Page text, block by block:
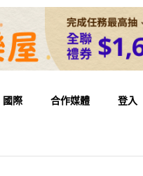
國際 合作媒體 登入